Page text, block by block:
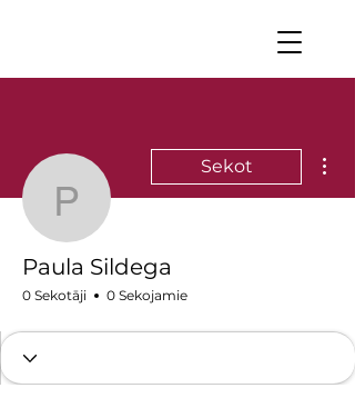
Paula Sildega
Sekot
Paula Sildega
0 Sekotāji 0 Sekojamie